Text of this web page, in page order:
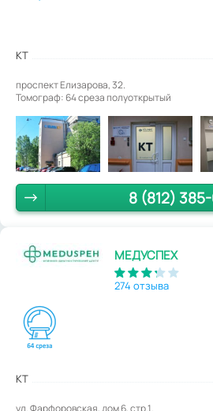
КТ
проспект Елизарова, 32.
Томограф: 64 среза полуоткрытый
8 (812)
МЕДУСПЕХ
274 отзыва
КТ